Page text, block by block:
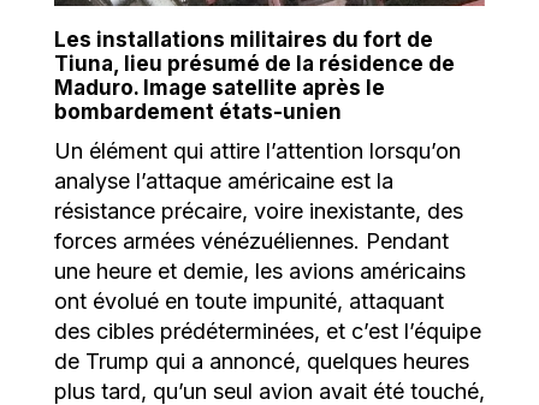
Les installations militaires du fort de
Tiuna, lieu présumé de la résidence de
Maduro. Image satellite après le
bombardement états-unien
Un élément qui attire l’attention lorsqu’on
analyse l’attaque américaine est la
résistance précaire, voire inexistante, des
forces armées vénézuéliennes. Pendant
une heure et demie, les avions américains
ont évolué en toute impunité, attaquant
des cibles prédéterminées, et c’est l’équipe
de Trump qui a annoncé, quelques heures
plus tard, qu’un seul avion avait été touché,